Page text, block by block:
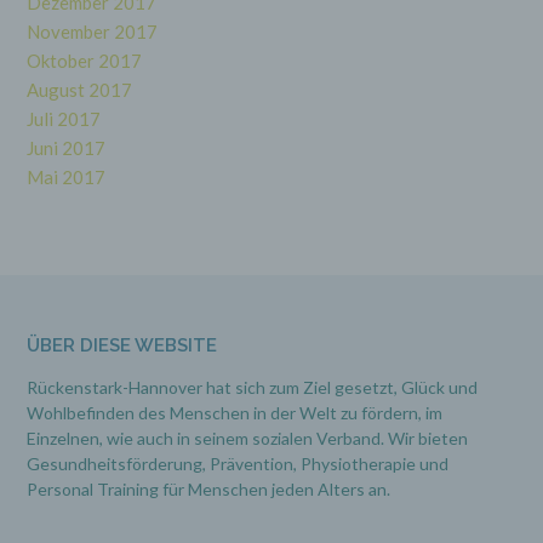
November 2017
Oktober 2017
August 2017
Juli 2017
Juni 2017
Mai 2017
ÜBER DIESE WEBSITE
Rückenstark-Hannover hat sich zum Ziel gesetzt, Glück und
Wohlbefinden des Menschen in der Welt zu fördern, im
Einzelnen, wie auch in seinem sozialen Verband. Wir bieten
Gesundheitsförderung, Prävention, Physiotherapie und
Personal Training für Menschen jeden Alters an.
identifizierbaren natürlichen Person zugewiesen
werden.
g) Verantwortlicher oder für die
Recht der Mitgliedstaaten vorgegeben, so kann
die bestimmten Kriterien seiner Benennung
nach dem Unionsrecht oder dem Recht der
Mitgliedstaaten vorgesehen werden.
h) Auftragsverarbeiter